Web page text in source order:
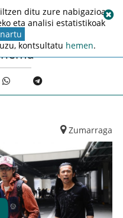
Zumarraga
ditu zure nabigazioa
eta analisi estatistikoak
kontsultatu hemen.